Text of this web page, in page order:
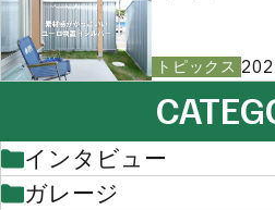
トピックス
インタビュー
ガレージ